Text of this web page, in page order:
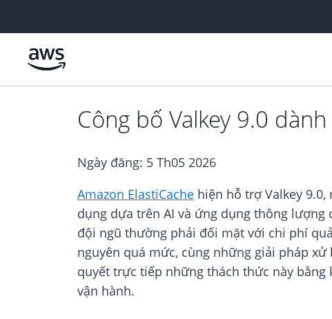
Công bố Valkey 9.0
Ngày đăng: 5 Th05 2026
Amazon ElastiCache hiện hỗ trợ Valkey
dụng dựa trên AI và ứng dụng thông lượng
đội ngũ thường phải đối mặt với chi phí
nguyên quá mức, cùng những giải pháp
quyết trực tiếp những thách thức này
vận hành.